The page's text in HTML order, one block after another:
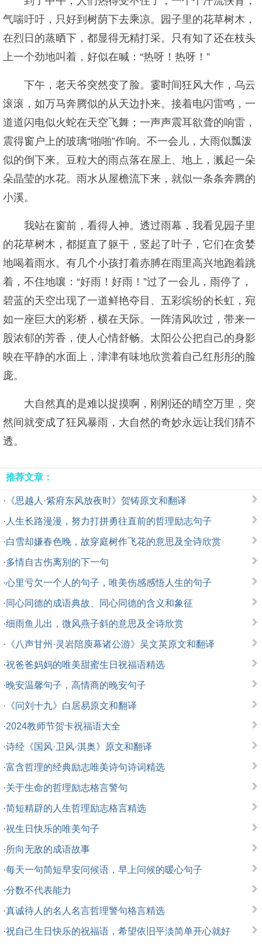
气喘吁吁，只好到树荫下去乘凉。园子里的花草树木，
在烈日的蒸晒下，都显得无精打采。只有知了还在枝头
上一个劲地叫着，好似在喊：“热呀！热呀！”
下午，老天爷突然变了脸。霎时间狂风大作，乌云
滚滚，如万马奔腾似的从天边扑来。接着电闪雷鸣，一
道道闪电似火蛇在天空飞舞；一声声震耳欲聋的响雷，
震得窗户上的玻璃“啪啪”作响。不一会儿，大雨似瓢泼
似的倒下来。豆粒大的雨点落在屋上、地上，溅起一朵
朵晶莹的水花。雨水从屋檐流下来，就似一条条奔腾的
小溪。
我站在窗前，看得人神。透过雨幕，我看见园子里
的花草树木，都挺直了躯干，竖起了叶子，它们在贪婪
地喝着雨水。有几个小孩打着赤膊在雨里高兴地跑着跳
着，不住地嚷：“好雨！好雨！”过了一会儿，雨停了，
碧蓝的天空出现了一道鲜艳夺目、五彩缤纷的长虹，宛
如一座巨大的彩桥，横在天际。一阵清风吹过，带来一
股浓郁的芳香，使人心情舒畅。太阳公公把自己的身影
映在平静的水面上，津津有味地欣赏着自己红彤彤的脸
庞。
大自然真的是难以捉摸啊，刚刚还的晴空万里，突
然间就变成了狂风暴雨，大自然的奇妙永远让我们猜不
透。
推荐文章：
· 《思越人·紫府东风放夜时》贺铸原文和翻译
· 人生长路漫漫，努力打拼勇往直前的哲理励志句子
·白雪却嫌春色晚，故穿庭树作飞花的意思及全诗欣赏
·多情自古伤离别的下一句
·心里亏欠一个人的句子，唯美伤感感悟人生的句子
·同心同德的成语典故、同心同德的含义和象征
·细雨鱼儿出，微风燕子斜的意思及全诗欣赏
· 《八声甘州·灵岩陪庾幕诸公游》吴文英原文和翻译
·祝爸爸妈妈的唯美甜蜜生日祝福语精选
·晚安温馨句子，高情商的晚安句子
· 《问刘十九》白居易原文和翻译
·2024教师节贺卡祝福语大全
·诗经《国风·卫风·淇奥》原文和翻译
·富含哲理的经典励志唯美诗句诗词精选
·关于生命的哲理励志格言警句
·简短精辟的人生哲理励志格言精选
·祝生日快乐的唯美句子
·所向无敌的成语故事
·每天一句简短早安问候语，早上问候的暖心句子
·分数不代表能力
·真诚待人的名人名言哲理警句格言精选
·祝自己生日快乐的祝福语，希望依旧平淡简单开心就好